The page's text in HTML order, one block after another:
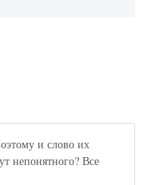
и слово их
непонятного? Все